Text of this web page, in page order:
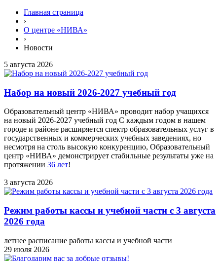
Главная страница
›
О центре «НИВА»
›
Новости
5 августа 2026
Набор на новый 2026-2027 учебный год
Образовательный центр «НИВА» проводит набор учащихся
на новый 2026-2027 учебный год С каждым годом в нашем
городе и районе расширяется спектр образовательных услуг в
государственных и коммерческих учебных заведениях, но
несмотря на столь высокую конкуренцию, Образовательный
центр «НИВА» демонстрирует стабильные результаты уже на
протяжении 36 лет!
3 августа 2026
Режим работы кассы и учебной части с 3 августа
2026 года
летнее расписание работы кассы и учебной части
29 июля 2026